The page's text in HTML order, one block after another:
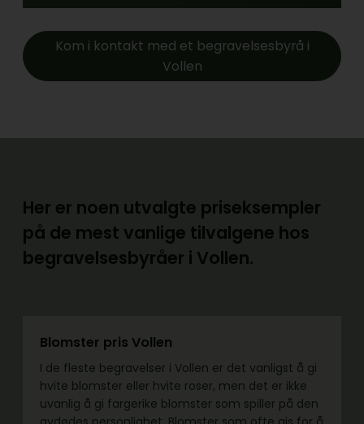
Kom i kontakt med et begravelsesbyrå i
Vollen
Her er noen utvalgte priseksempler
på de mest vanlige tilvalgene hos
begravelsesbyråer i Vollen.
Blomster pris Vollen
I de fleste begravelser i Vollen er det vanligst å gi
hvite blomster eller hvite roser, men det er ikke
uvanlig å gi fargerike blomster som spiller på den